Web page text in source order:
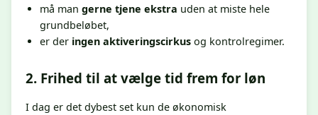
må man gerne tjene ekstra uden at miste hele
grundbeløbet,
er der ingen aktiveringscirkus og kontrolregimer.
2. Frihed til at vælge tid frem for løn
I dag er det dybest set kun de økonomisk